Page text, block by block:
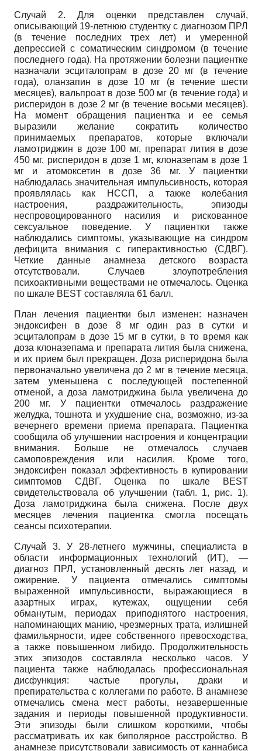
Случай 2. Для оценки представлен случай,
описывающий 19-летнюю студентку с диагнозом ПРЛ
(в течение последних трех лет) и умеренной
депрессией с соматическим синдромом (в течение
последнего года). На протяжении болезни пациентке
назначали эсциталопрам в дозе 20 мг (в течение
года), оланзапин в дозе 10 мг (в течение шести
месяцев), вальпроат в дозе 500 мг (в течение года) и
рисперидон в дозе 2 мг (в течение восьми месяцев).
На момент обращения пациентка и ее семья
выразили желание сократить количество
принимаемых препаратов, которые включали
ламотриджин в дозе 100 мг, препарат лития в дозе
450 мг, рисперидон в дозе 1 мг, клоназепам в дозе 1
мг и атомоксетин в дозе 36 мг. У пациентки
наблюдалась значительная импульсивность, которая
проявлялась как НССП, а также колебания
настроения, раздражительность, эпизоды
неспровоцированного насилия и рискованное
сексуальное поведение. У пациентки также
наблюдались симптомы, указывающие на синдром
дефицита внимания с гиперактивностью (СДВГ).
Четкие данные анамнеза детского возраста
отсутствовали. Случаев злоупотребления
психоактивными веществами не отмечалось. Оценка
по шкале BEST составляла 61 балл.
План лечения пациентки был изменен: назначен
эндоксифен в дозе 8 мг один раз в сутки и
эсциталопрам в дозе 15 мг в сутки, в то время как
доза клоназепама и препарата лития была снижена,
и их прием был прекращен. Доза рисперидона была
первоначально увеличена до 2 мг в течение месяца,
затем уменьшена с последующей постепенной
отменой, а доза ламотриджина была увеличена до
200 мг. У пациентки отмечалось раздражение
желудка, тошнота и ухудшение сна, возможно, из-за
вечернего времени приема препарата. Пациентка
сообщила об улучшении настроения и концентрации
внимания. Больше не отмечалось случаев
самоповреждения или насилия. Кроме того,
эндоксифен показал эффективность в купировании
симптомов СДВГ. Оценка по шкале BEST
свидетельствовала об улучшении (табл. 1, рис. 1).
Доза ламотриджина была снижена. После двух
месяцев лечения пациентка смогла посещать
сеансы психотерапии.
Случай 3. У 28-летнего мужчины, специалиста в
области информационных технологий (ИТ), —
диагноз ПРЛ, установленный десять лет назад, и
ожирение. У пациента отмечались симптомы
выраженной импульсивности, выражающиеся в
азартных играх, кутежах, ощущении себя
обманутым, периодах приподнятого настроения,
напоминающих манию, чрезмерных трата, излишней
фамильярности, идее собственного превосходства,
а также повышенном либидо. Продолжительность
этих эпизодов составляла несколько часов. У
пациента также наблюдалась профессиональная
дисфункция: частые прогулы, драки и
препирательства с коллегами по работе. В анамнезе
отмечались смена мест работы, незавершенные
задания и периоды повышенной продуктивности.
Эти эпизоды были слишком короткими, чтобы
рассматривать их как биполярное расстройство. В
анамнезе присутствовали зависимость от каннабиса